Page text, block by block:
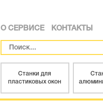
О СЕРВИСЕ КОНТАКТЫ
Станки для
пластиковых окон